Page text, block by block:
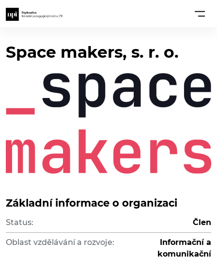
Space makers, s. r. o.
Základní informace o organizaci
Status: Člen
Oblast vzdělávání a rozvoje:
Informační a
komunikační